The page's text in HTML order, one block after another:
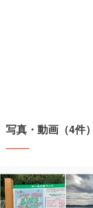
写真・動画（4件）